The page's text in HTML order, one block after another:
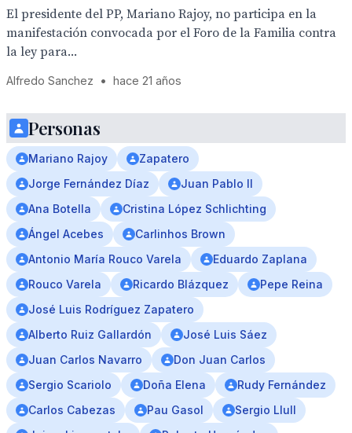
El presidente del PP, Mariano Rajoy, no participa en la
manifestación convocada por el Foro de la Familia contra
la ley para...
Alfredo Sanchez • hace 21 años
Personas
Mariano Rajoy
Zapatero
Jorge Fernández Díaz
Juan Pablo II
Ana Botella
Cristina López Schlichting
Ángel Acebes
Carlinhos Brown
Antonio María Rouco Varela
Eduardo Zaplana
Rouco Varela
Ricardo Blázquez
Pepe Reina
José Luis Rodríguez Zapatero
Alberto Ruiz Gallardón
José Luis Sáez
Juan Carlos Navarro
Don Juan Carlos
Sergio Scariolo
Doña Elena
Rudy Fernández
Carlos Cabezas
Pau Gasol
Sergio Llull